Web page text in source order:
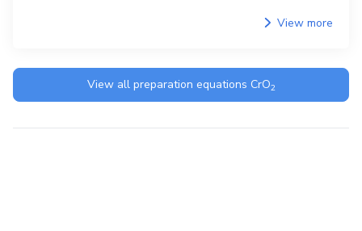
View more
View all preparation equations CrO2